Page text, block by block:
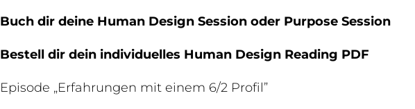
Buch dir deine Human Design Session oder Purpose Session
Bestell dir dein individuelles Human Design Reading PDF
Episode „Erfahrungen mit einem 6/2 Profil”